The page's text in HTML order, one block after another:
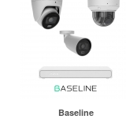
Baseline